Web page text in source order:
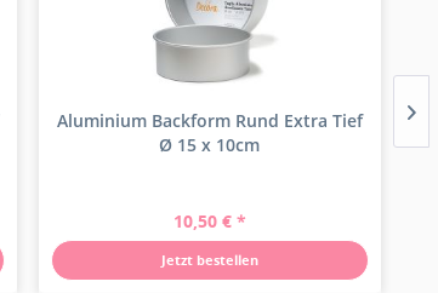
Aluminium Backform Rund Extra Tief
Ø 15 x 10cm
10,50 € *
Jetzt bestellen